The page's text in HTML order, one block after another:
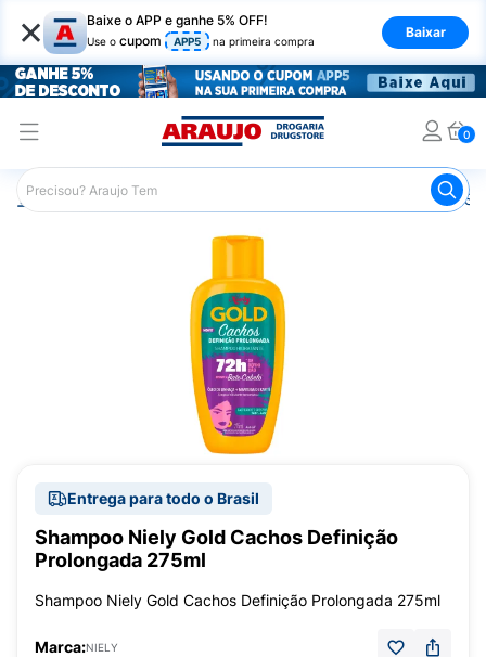
× Baixe o APP e ganhe 5% OFF!
Use o cupom APP5 na primeira compra
Baixar
0
Araujo Cabelo Cabelos Cacheados
Entrega para todo o Brasil
Shampoo Niely Gold Cachos Definição
Prolongada 275ml
Shampoo Niely Gold Cachos Definição Prolongada 275ml
Marca:NIELY